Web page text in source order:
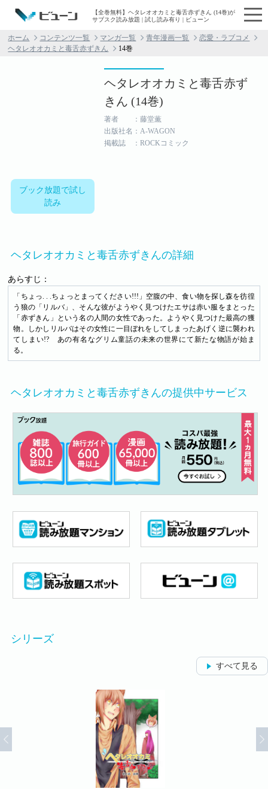
【全巻無料】ヘタレオオカミと毒舌赤ずきん (14巻)が
サブスク読み放題 | 試し読み有り | ビューン
ホーム コンテンツ一覧 マンガ一覧 青年漫画一覧
恋愛・ラブコメ
ヘタレオオカミと毒舌赤ずきん
14巻
ブック放題で試し
読み
ヘタレオオカミと毒舌赤ず
きん (14巻)
著者 ：藤堂薫
出版社名：A-WAGON
掲載誌 ：ROCKコミック
ヘタレオオカミと毒舌赤ずきんの詳細
あらすじ：
「ちょっ. . .ちょっとまってください!!!」空腹の中、食い物を探し森を彷徨
う狼の「リルバ」、そんな彼がようやく見つけたエサは赤い服をまとった
「赤ずきん」という名の人間の女性であった。ようやく見つけた最高の獲
物。しかしリルバはその女性に一目ぼれをしてしまったあげく逆に襲われ
てしまい!? あの有名なグリム童話の未来の世界にて新たな物語が始ま
る。
ヘタレオオカミと毒舌赤ずきんの提供中サービス
シリーズ
すべて見る